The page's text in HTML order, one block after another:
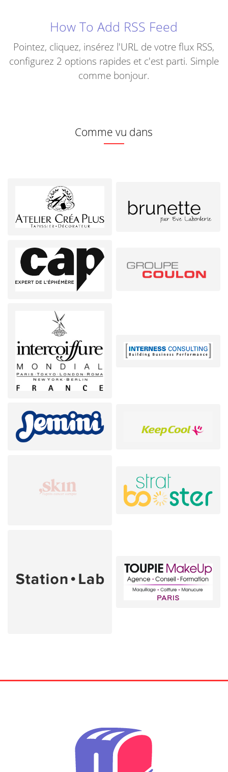
How To Add RSS Feed
Pointez, cliquez, insérez l'URL de votre flux RSS,
configurez 2 options rapides et c'est parti. Simple
comme bonjour.
Comme vu dans